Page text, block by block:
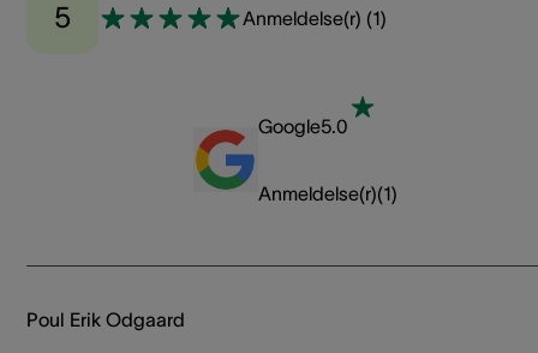
5 Anmeldelse(r) (1)
Google5.0
Anmeldelse(r)(1)
Poul Erik Odgaard